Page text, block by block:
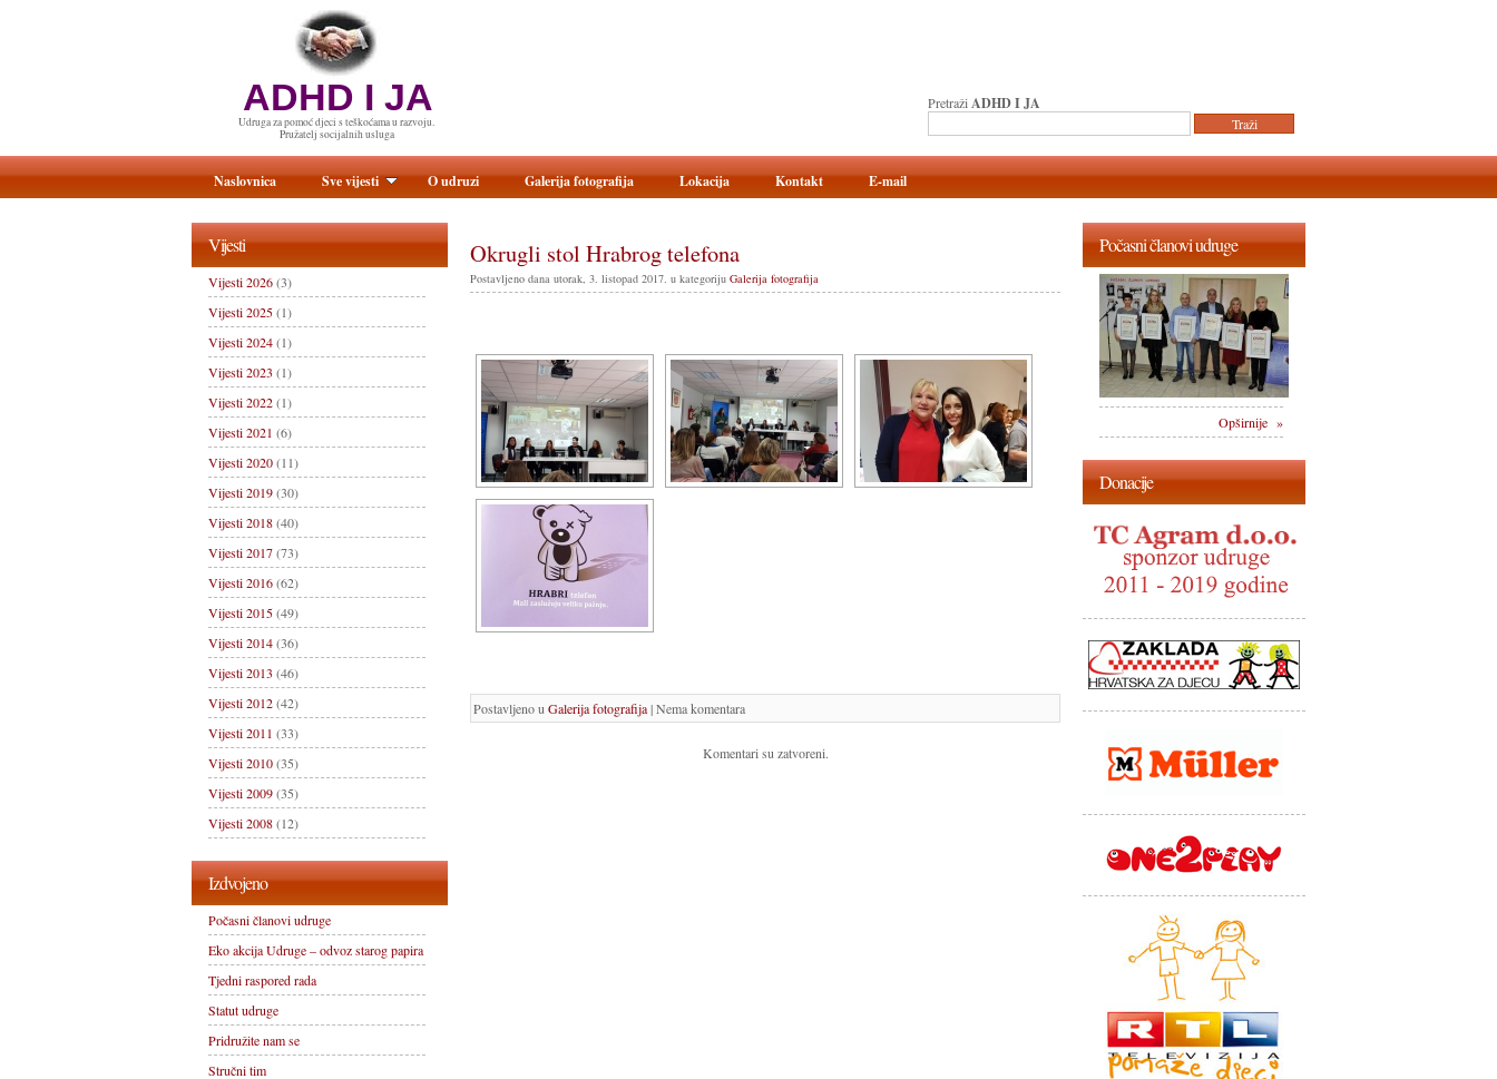
ADHD I JA
Udruga za pomoć djeci s teškoćama u razvoju.
Pružatelj socijalnih usluga
Pretraži ADHD I JA
Okrugli stol Hrabrog telefona
Postavljeno dana utorak, 3. listopad 2017. u kategoriju Galerija fotografija
Postavljeno u Galerija fotografija| Nema komentara
Komentari su zatvoreni.
Vijesti
Vijesti 2026(3)
Vijesti 2025(1)
Vijesti 2024(1)
Vijesti 2023 (1)
Vijesti 2022(1)
Vijesti 2021 (6)
Vijesti 2020(11)
Vijesti 2019(30)
Vijesti 2018(40)
Vijesti 2017(73)
Vijesti 2016(62)
Vijesti 2015(49)
Vijesti 2014(36)
Vijesti 2013 (46)
Vijesti 2012(42)
Vijesti 2011 (33)
Vijesti 2010(35)
Vijesti 2009(35)
Vijesti 2008(12)
Izdvojeno
Počasni članovi udruge
Eko akcija Udruge – odvoz starog papira
Tjedni raspored rada
Statut udruge
Pridružite nam se
Stručni tim
Počasni članovi udruge
Opširnije »
Donacije
Naslovnica Sve vijesti O udruzi Galerija fotografija Lokacija Kontakt E-mail